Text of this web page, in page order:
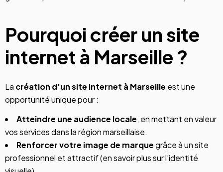
Pourquoi créer un site
internet à Marseille ?
La création d’un site internet à Marseille est une
opportunité unique pour :
Atteindre une audience locale, en mettant en valeur
vos services dans la région marseillaise.
Renforcer votre image de marquegrâce à un site
professionnel et attractif (en savoir plus sur l’identité